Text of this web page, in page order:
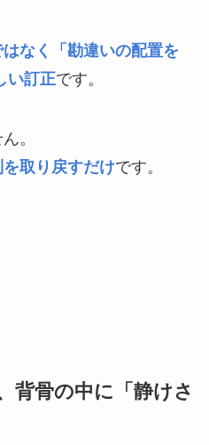
なく「勘違いの配置を
い訂正です。
。
取り戻すだけです。
背骨の中に「静けさ